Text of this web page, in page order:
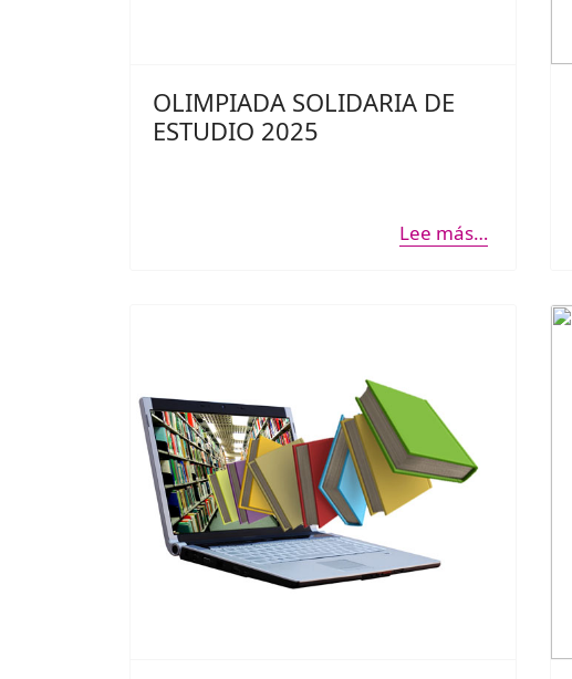
OLIMPIADA SOLIDARIA DE
ESTUDIO 2025
Lee más…